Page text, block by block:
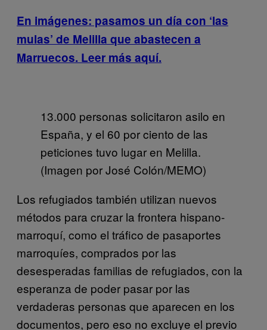
En imágenes: pasamos un día con ‘las
mulas’ de Melilla que abastecen a
Marruecos. Leer más aquí.
13.000 personas solicitaron asilo en
España, y el 60 por ciento de las
peticiones tuvo lugar en Melilla.
(Imagen por José Colón/MEMO)
Los refugiados también utilizan nuevos
métodos para cruzar la frontera hispano-
marroquí, como el tráfico de pasaportes
marroquíes, comprados por las
desesperadas familias de refugiados, con la
esperanza de poder pasar por las
verdaderas personas que aparecen en los
documentos, pero eso no excluye el previo